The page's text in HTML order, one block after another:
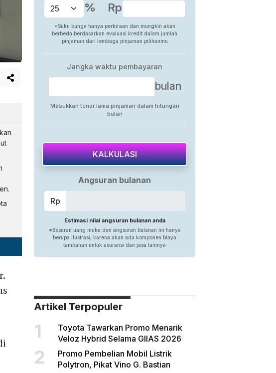
Artikel Terpopuler
1
Toyota Tawarkan Promo Menarik
Veloz Hybrid Selama GIIAS 2026
2
Promo Pembelian Mobil Listrik
Polytron, Pikat Vino G. Bastian